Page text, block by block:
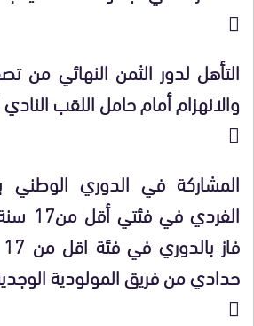

التأهل لدور الثمن النهائي
والانهزام أمام حامل اللقب

المشاركة في الدوري
حدادي من فريق المولودية
